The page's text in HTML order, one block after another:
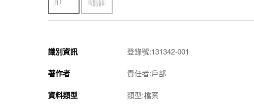
識別資訊 登錄號:131342-001
著作者 責任者:戶部
資料類型 類型:檔案